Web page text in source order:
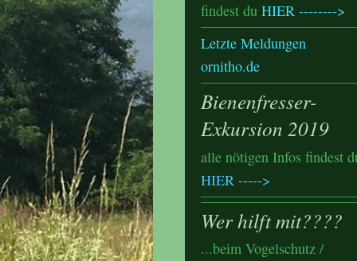
findest du HIER -------->
Letzte Meldungen
ornitho.de
Bienenfresser-
Exkursion 2019
alle nötigen Infos findest
HIER ----->
Wer hilft mit????
...beim Vogelschutz /